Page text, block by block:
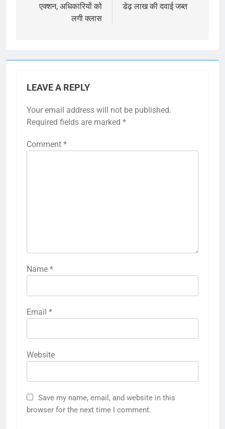
एक्शन, अधिकारियों को
लगी क्लास
डेढ़ लाख की दवाई जब्त
LEAVE A REPLY
Your email address will not be published.
Required fields are marked *
Comment *
Name *
Email *
Website
Save my name, email, and website in this
browser for the next time I comment.